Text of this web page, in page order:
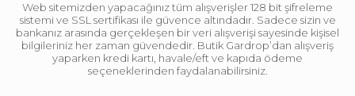
Web sitemizden yapacağınız tüm alışverişler 128 bit şifreleme
sistemi ve SSL sertifikası ile güvence altındadır. Sadece sizin ve
bankanız arasında gerçekleşen bir veri alışverişi sayesinde kişisel
bilgileriniz her zaman güvendedir. Butik Gardrop’dan alışveriş
yaparken kredi kartı, havale/eft ve kapıda ödeme
seçeneklerinden faydalanabilirsiniz.